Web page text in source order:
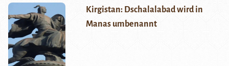
Kirgistan: Dschalalabad wird in
Manas umbenannt